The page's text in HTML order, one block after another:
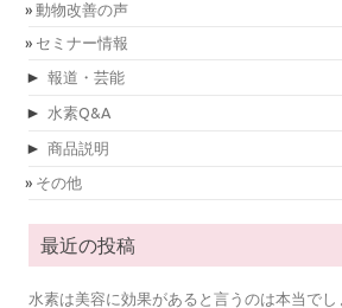
動物改善の声
セミナー情報
► 報道・芸能
► 水素Q&A
► 商品説明
その他
最近の投稿
水素は美容に効果があると言うのは本当でし